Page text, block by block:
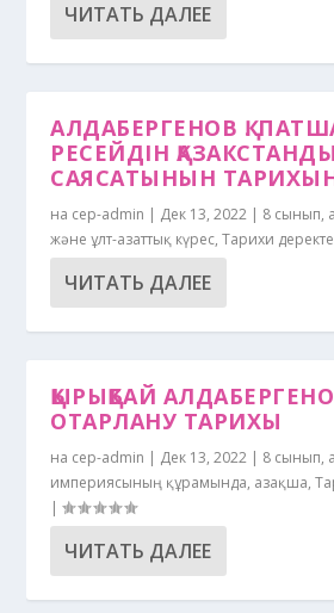
ЧИТАТЬ ДАЛЕЕ
АЛДАБЕРГЕНОВ Қ.
РЕСЕЙДІН
САЯСАТЫНЫН
на cep-admin | Дек 13, 2022 | 8 сынып,
және ұлт-азаттық күрес,Тарихи
ЧИТАТЬ ДАЛЕЕ
ҚЫРЫҚБАЙ
ОТАРЛАНУ ТАРИХЫ
на cep-admin | Дек 13, 2022 | 8 сынып,
империясының құрамында, Қазақша,
|
ЧИТАТЬ ДАЛЕЕ